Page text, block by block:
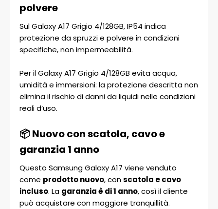
polvere
Sul Galaxy A17 Grigio 4/128GB, IP54 indica
protezione da spruzzi e polvere in condizioni
specifiche, non impermeabilità.
Per il Galaxy A17 Grigio 4/128GB evita acqua,
umidità e immersioni: la protezione descritta non
elimina il rischio di danni da liquidi nelle condizioni
reali d’uso.
📦 Nuovo con scatola, cavo e
garanzia 1 anno
Questo Samsung Galaxy A17 viene venduto
come prodotto nuovo, conscatola e cavo
incluso. La garanzia è di 1 anno, così il cliente
può acquistare con maggiore tranquillità.